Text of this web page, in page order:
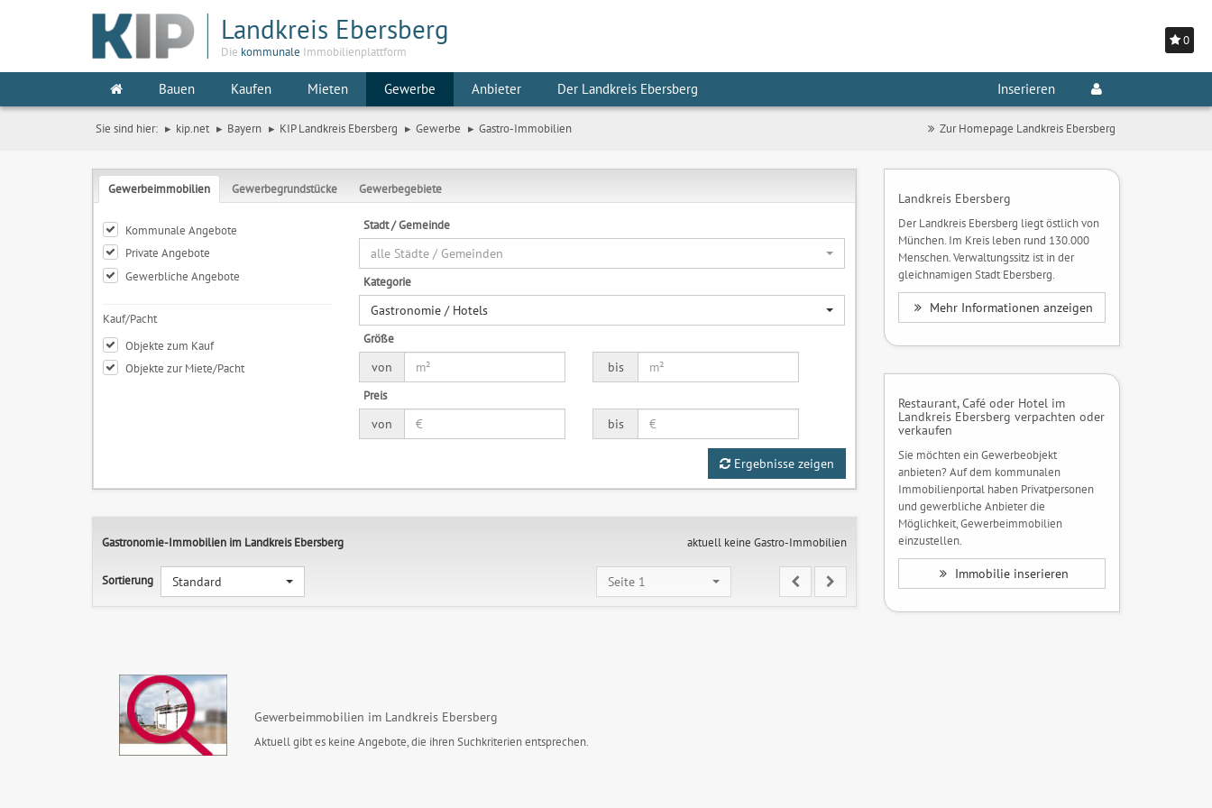
0
Landkreis Ebersberg
Die kommunale Immobilienplattform
Bauen Kaufen Mieten Gewerbe Anbieter Der Landkreis Ebersberg Inserieren
Sie sind hier: kip.net Bayern KIP Landkreis Ebersberg Gewerbe Gastro-Immobilien Zur Homepage Landkreis Ebersberg
Gewerbeimmobilien Gewerbegrundstücke Gewerbegebiete
Kommunale Angebote
Private Angebote
Gewerbliche Angebote
Kauf/Pacht
Objekte zum Kauf
Objekte zur Miete/Pacht
Stadt / Gemeinde
alle Städte / Gemeinden
Kategorie
Gastronomie / Hotels
Größe
von
bis
Preis
von
bis
Ergebnisse zeigen
Gastronomie-Immobilien im Landkreis Ebersberg
Sortierung Standard
aktuell keine Gastro-Immobilien
Seite 1
Gewerbeimmobilien im Landkreis Ebersberg
Aktuell gibt es keine Angebote, die ihren Suchkriterien entsprechen.
Landkreis Ebersberg
Der Landkreis Ebersberg liegt östlich von
München. Im Kreis leben rund 130.000
Menschen. Verwaltungssitz ist in der
gleichnamigen Stadt Ebersberg.
Mehr Informationen anzeigen
Restaurant, Café oder Hotel im
Landkreis Ebersberg verpachten oder
verkaufen
Sie möchten ein Gewerbeobjekt
anbieten? Auf dem kommunalen
Immobilienportal haben Privatpersonen
und gewerbliche Anbieter die
Möglichkeit, Gewerbeimmobilien
einzustellen.
Immobilie inserieren